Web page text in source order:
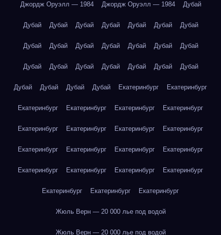
Джордж Оруэлл — 1984 Джордж Оруэлл — 1984 Дубай
Дубай Дубай Дубай Дубай Дубай Дубай Дубай
Дубай Дубай Дубай Дубай Дубай Дубай Дубай
Дубай Дубай Дубай Дубай Дубай Дубай Дубай
Дубай Дубай Дубай Дубай Екатеринбург Екатеринбург
Екатеринбург Екатеринбург Екатеринбург Екатеринбург
Екатеринбург Екатеринбург Екатеринбург Екатеринбург
Екатеринбург Екатеринбург Екатеринбург Екатеринбург
Екатеринбург Екатеринбург Екатеринбург Екатеринбург
Екатеринбург Екатеринбург Екатеринбург
Жюль Верн — 20 000 лье под водой
Жюль Верн — 20 000 лье под водой